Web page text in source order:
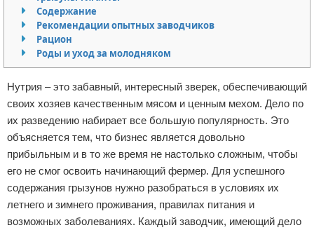
Начало бизнеса
Обзоры услуг
Самосовершенствование
Деловое общение
Менеджмент
Отказ от ответственности
Содержание
Рекомендации опытных заводчиков
Рацион
Роды и уход за молодняком
Нутрия – это забавный, интересный зверек, обеспечивающий
своих хозяев качественным мясом и ценным мехом. Дело по
их разведению набирает все большую популярность. Это
объясняется тем, что бизнес является довольно
прибыльным и в то же время не настолько сложным, чтобы
его не смог освоить начинающий фермер. Для успешного
содержания грызунов нужно разобраться в условиях их
летнего и зимнего проживания, правилах питания и
возможных заболеваниях. Каждый заводчик, имеющий дело